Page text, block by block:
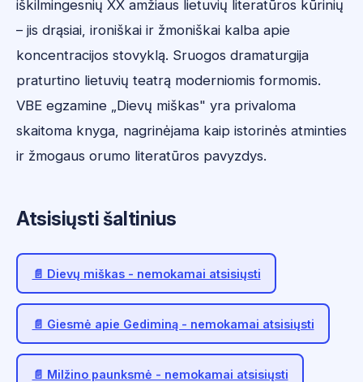
iškilmingesnių XX amžiaus lietuvių literatūros kūrinių
– jis drąsiai, ironiškai ir žmoniškai kalba apie
koncentracijos stovyklą. Sruogos dramaturgija
praturtino lietuvių teatrą moderniomis formomis.
VBE egzamine „Dievų miškas" yra privaloma
skaitoma knyga, nagrinėjama kaip istorinės atminties
ir žmogaus orumo literatūros pavyzdys.
Atsisiųsti šaltinius
📄 Dievų miškas - nemokamai atsisiųsti
📄 Giesmė apie Gediminą - nemokamai atsisiųsti
📄 Milžino paunksmė - nemokamai atsisiųsti